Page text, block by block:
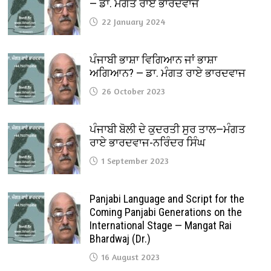
— ਡਾ. ਮੰਗਤ ਰਾਏ ਭਾਰਦਵਾਜ
22 January 2024
ਪੰਜਾਬੀ ਭਾਸ਼ਾ ਵਿਗਿਆਨ ਜਾਂ ਭਾਸ਼ਾ
ਅਗਿਆਨ? — ਡਾ. ਮੰਗਤ ਰਾਏ ਭਾਰਦਵਾਜ
26 October 2023
ਪੰਜਾਬੀ ਬੋਲੀ ਦੇ ਕੁਦਰਤੀ ਸੁਰ ਤਾਲ—ਮੰਗਤ
ਰਾਏ ਭਾਰਦਵਾਜ-ਨਰਿੰਦਰ ਸਿੰਘ
1 September 2023
Panjabi Language and Script for the
Coming Panjabi Generations on the
International Stage — Mangat Rai
Bhardwaj (Dr.)
16 August 2023